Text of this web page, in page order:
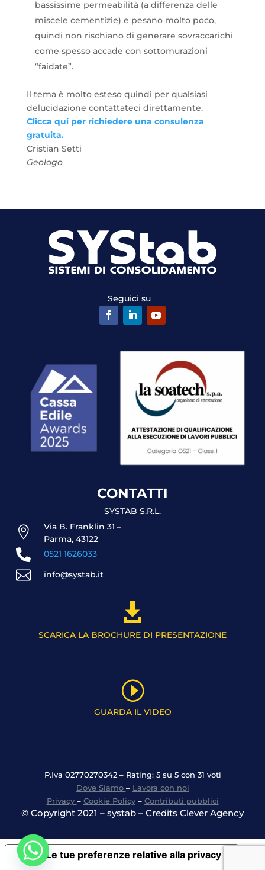
bassissime permeabilità (a differenza delle
miscele cementizie) e pesano molto poco,
quindi non rischiano di generare sovraccarichi
come spesso accade con sottomurazioni
“faidate”.
Il tema è molto esteso quindi per qualsiasi
delucidazione contattateci direttamente.
Clicca qui per richiedere una consulenza
gratuita.
Cristian Setti
Geologo
Seguici su
CONTATTI
SYSTAB S.R.L.

Via B. Franklin 31 –
Parma, 43122
 0521 1626033
 info@systab.it

SCARICA LA BROCHURE DI PRESENTAZIONE
I
GUARDA IL VIDEO
P.Iva 02770270342 – Rating: 5 su 5 con 31 voti
Dove Siamo – Lavora con noi
Privacy – Cookie Policy– Contributi pubblici
© Copyright 2021 – systab – Credits Clever Agency
Le tue preferenze relative alla privacy